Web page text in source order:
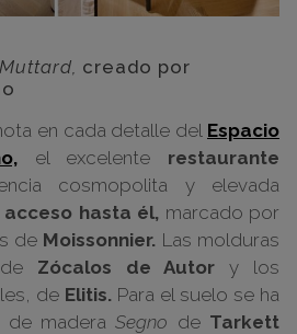
Muttard, creado por
en cada detalle del Espacio
el excelente restaurante
cosmopolita y elevada
hasta él, marcado por
de Moissonnier. Las molduras
Zócalos de Autor y los
de Elitis. Para el suelo se ha
de maderaSegno de Tarkett